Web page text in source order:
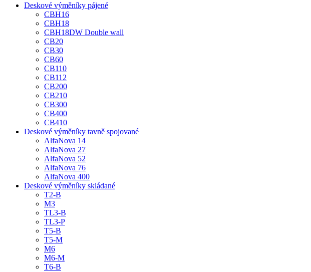
Deskové výměníky pájené
CBH16
CBH18
CBH18DW Double wall
CB20
CB30
CB60
CB110
CB112
CB200
CB210
CB300
CB400
CB410
Deskové výměníky tavně spojované
AlfaNova 14
AlfaNova 27
AlfaNova 52
AlfaNova 76
AlfaNova 400
Deskové výměníky skládané
T2-B
M3
TL3-B
TL3-P
T5-B
T5-M
M6
M6-M
T6-B